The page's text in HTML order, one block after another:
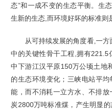
态”和一成不变的生态平衡。生
生新的生态,而环境好坏的标准则
从可持续发展的角度看,一方
中的关键性骨干工程,拥有
中下游江汉平原150万公顷土地
的生态环境变化；三峡电站平
能，而不消耗一立方水、不排
炭2800万吨标准煤，产生明显